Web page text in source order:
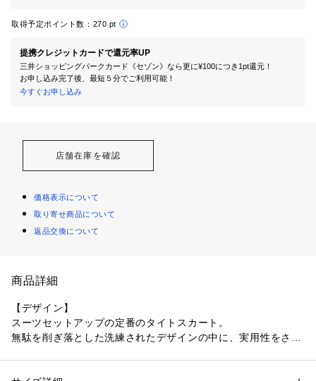
取得予定ポイント数： 270 pt
提携クレジットカードで還元率UP
三井ショッピングパークカード《セゾン》なら更に¥100につき1pt還元！
お申し込み完了後、最短５分でご利用可能！
今すぐお申し込み
店舗在庫を確認
価格表示について
取り寄せ商品について
返品交換について
商品詳細
【デザイン】
スーツセットアップの定番のタイトスカート。
無駄を削ぎ落とした洗練されたデザインの中に、実用性をさり